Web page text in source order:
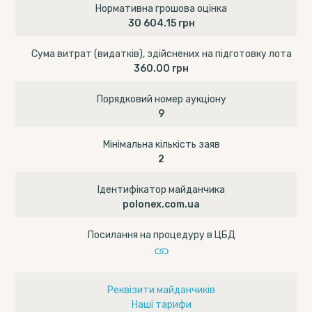
Нормативна грошова оцінка
30 604.15 грн
Сума витрат (видатків), здійснених на підготовку лота
360.00 грн
Порядковий номер аукціону
9
Мінімальна кількість заяв
2
Ідентифікатор майданчика
polonex.com.ua
Посилання на процедуру в ЦБД
Реквізити майданчиків
Наші тарифи